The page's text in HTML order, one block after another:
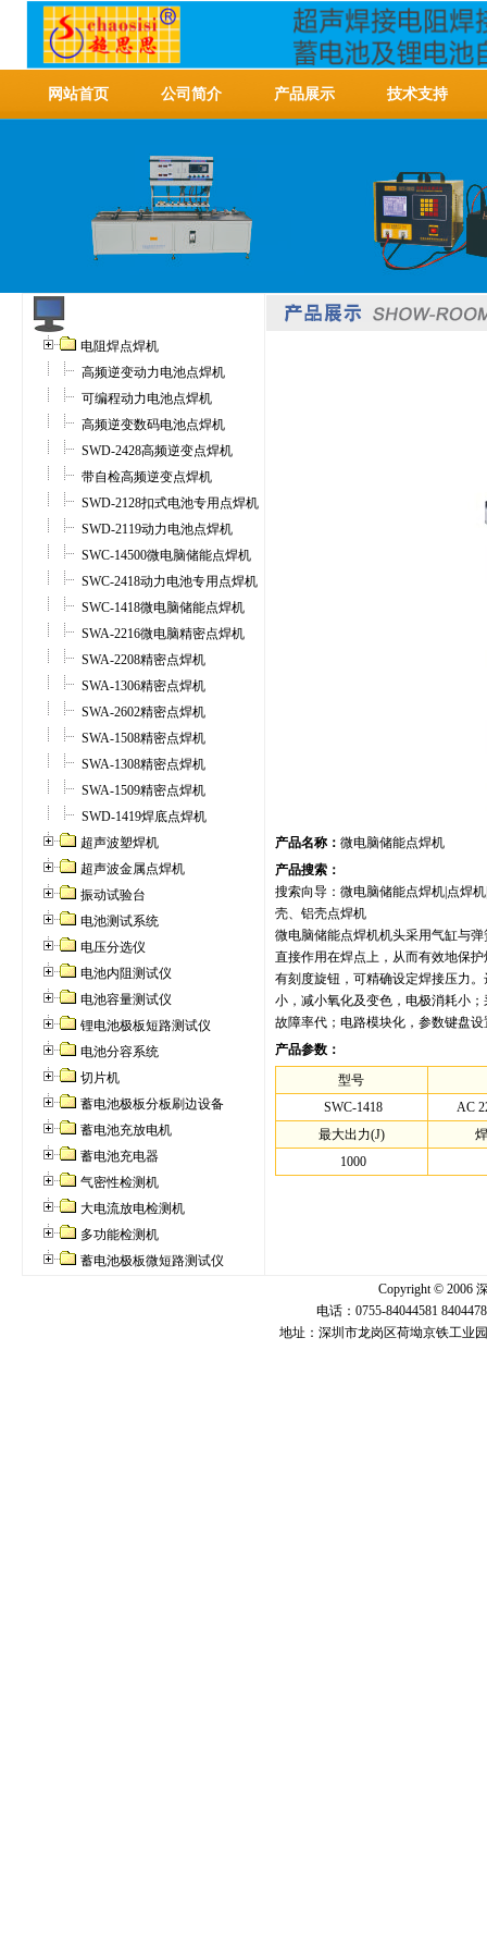
网站首页 公司简介 产品展示 技术支持
电阻焊点焊机
高频逆变动力电池点焊机
可编程动力电池点焊机
高频逆变数码电池点焊机
SWD-2428高频逆变点焊机
带自检高频逆变点焊机
SWD-2128扣式电池专用点焊机
SWD-2119动力电池点焊机
SWC-14500微电脑储能点焊机
SWC-2418动力电池专用点焊机
SWC-1418微电脑储能点焊机
SWA-2216微电脑精密点焊机
SWA-2208精密点焊机
SWA-1306精密点焊机
SWA-2602精密点焊机
SWA-1508精密点焊机
SWA-1308精密点焊机
SWA-1509精密点焊机
SWD-1419焊底点焊机
超声波塑焊机
超声波金属点焊机
振动试验台
电池测试系统
电压分选仪
电池内阻测试仪
电池容量测试仪
锂电池极板短路测试仪
电池分容系统
切片机
蓄电池极板分板刷边设备
蓄电池充放电机
蓄电池充电器
气密性检测机
大电流放电检测机
多功能检测机
蓄电池极板微短路测试仪
产品名称： 微电脑储能点焊机
产品搜索：
搜索向导：微电脑储能点焊机|点焊
壳、铝壳点焊机
微电脑储能点焊机机头采用气缸与
直接作用在焊点上，从而有效地保
有刻度旋钮，可精确设定焊接压力
小，减小氧化及变色，电极消耗小
故障率代；电路模块化，参数键盘
产品参数：
型号
SWC-1418
AC
最大出力(J)
1000
Copyright © 2006
电话：0755-84044581
地址：深圳市龙岗区荷坳京铁工